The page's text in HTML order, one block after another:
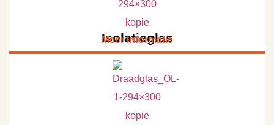
Isolatieglas
Meer informatie